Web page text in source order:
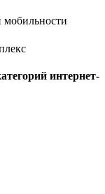
мобильности
интернет-